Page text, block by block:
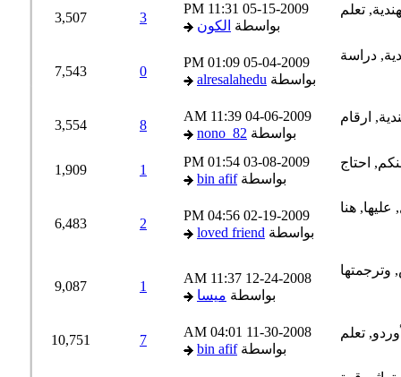
05-15-2009
11:31 PM
بواسطةالكون
3,507
05-04-2009
01:09 PM
بواسطةalresalahedu
7,543
04-06-2009
11:39 AM
بواسطةnono_82
3,554
03-08-2009
01:54 PM
بواسطةbin afif
1,909
02-19-2009
04:56 PM
بواسطةloved friend
6,483
12-24-2008
11:37 AM
بواسطةميسا
9,087
11-30-2008
04:01 AM
بواسطةbin afif
10,751